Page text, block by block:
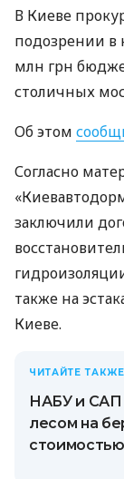
В Киеве
подозрении в
млн грн
столичных
Об этом
Согласно
заключили
также на
Киеве.
ЧИТАЙТЕ ТАКЖЕ
НАБУ и САП
лесом на